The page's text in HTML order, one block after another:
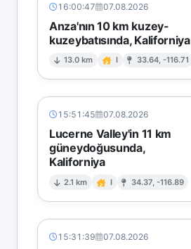
16:00:47 07.08.2026
Anza'nın 10 km kuzey-
kuzeybatısında, Kaliforniya
13.0 km I 33.64, -116.71
15:51:45 07.08.2026
Lucerne Valley'in 11 km
güneydoğusunda,
Kaliforniya
2.1 km I 34.37, -116.89
15:31:39 07.08.2026